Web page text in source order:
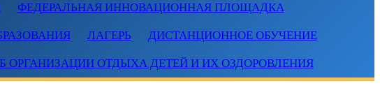
ФЕДЕРАЛЬНАЯ ИННОВАЦИОННАЯ ПЛОЩАДКА
ЛАГЕРЬ ДИСТАНЦИОННОЕ ОБУЧЕНИЕ
ОРГАНИЗАЦИИ ОТДЫХА ДЕТЕЙ И ИХ ОЗДОРОВЛЕНИЯ